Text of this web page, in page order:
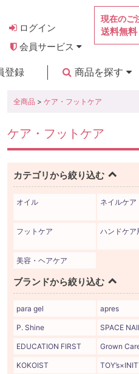
ログイン
会員サービス
現在のご
送料無
登録
商品を探す
全商品 > ケア・フットケア
ケア・フットケア
カテゴリから絞り込む
オイル ネイルケア
フットケア ハンドケア
美容・ヘアケア
ブランドから絞り込む
para gel apres
P. Shine SPACE
EDUCATION FIRST Grown
KOKOIST